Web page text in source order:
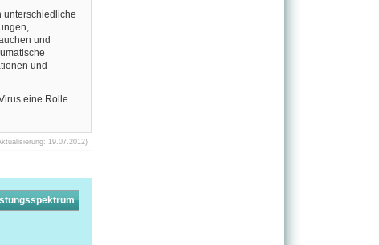
unterschiedliche
und
und
eine Rolle.
19.07.2012)